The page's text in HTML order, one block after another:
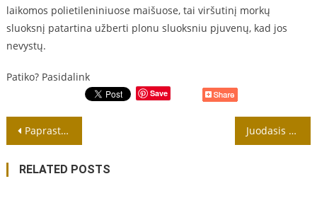
laikomos polietileniniuose maišuose, tai viršutinį morkų
sluoksnį patartina užberti plonu sluoksniu pjuvenų, kad jos
nevystų.
Patiko? Pasidalink
Save
Navigacija
tarp
įrašų
Paprastoji sukatžolė yra daugiametis, iki 80 cm aukščio žolinis augalas Juodasis šeivamedis – krūmas su smulkiais kvapiais žiedais
RELATED POSTS